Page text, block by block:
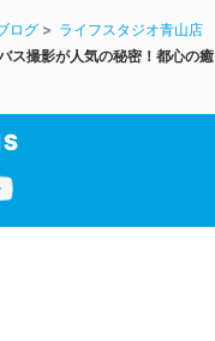
ログ
ライフスタジオ青山店
ス撮影が人気の秘密！都心の癒